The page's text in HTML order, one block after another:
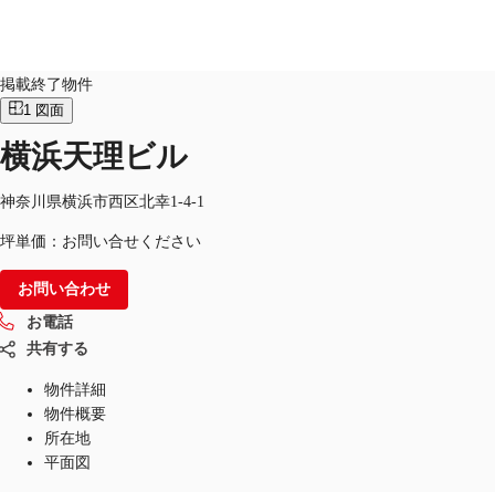
オフィス・事務所
倉庫・物流センター
地図検索
記事
仲介会社様はこちらへ
お気に入り
JP
お電話 お問合せ
掲載終了物件
1 図面
横浜天理ビル
神奈川県横浜市西区北幸1-4-1
坪単価：お問い合せください
お問い合わせ
お電話
共有する
物件詳細
物件概要
所在地
平面図